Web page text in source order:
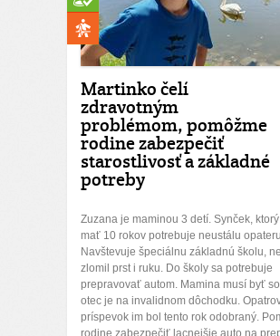
Martinko čelí
zdravotným
problémom, pomôžme
rodine zabezpečiť
starostlivosť a základné
potreby
Zuzana je maminou 3 detí. Synček,
mať 10 rokov potrebuje neustálu
Navštevuje špeciálnu základnú školu,
zlomil prst i ruku. Do školy sa potrebuje
prepravovať autom. Mamina musí byť
otec je na invalidnom dôchodku.
príspevok im bol tento rok odobraný.
rodine zabezpečiť lacnejšie auto na